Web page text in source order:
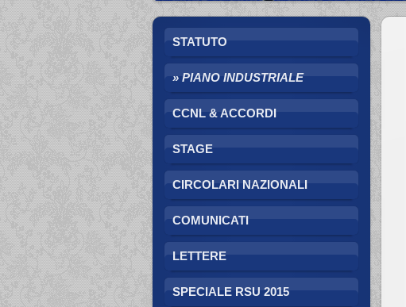
STATUTO
PIANO INDUSTRIALE
CCNL & ACCORDI
STAGE
CIRCOLARI NAZIONALI
COMUNICATI
LETTERE
SPECIALE RSU 2015